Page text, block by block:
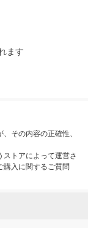
ます
その内容の正確性、
トアによって運営さ
購入に関するご質問